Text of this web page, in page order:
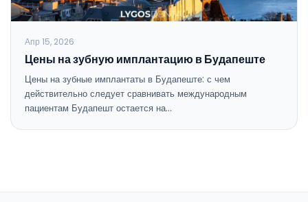
Апр 15, 2026
Цены на зубную имплантацию в Будапеште
Цены на зубные имплантаты в Будапеште: с чем
действительно следует сравнивать международным
пациентам Будапешт остается на…